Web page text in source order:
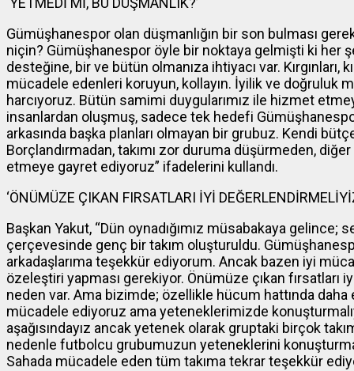
Gümüşhanespor olan düşmanlığın bir son bulması
niçin? Gümüşhanespor öyle bir noktaya gelmişti ki her
desteğine, bir ve bütün olmanıza ihtiyacı var. Kırgınları,
mücadele edenleri koruyun, kollayın. İyilik ve doğruluk
harcıyoruz. Bütün samimi duygularımız ile hizmet
insanlardan oluşmuş, sadece tek hedefi
arkasında başka planları olmayan bir grubuz. Kendi
Borçlandırmadan, takımı zor duruma düşürmeden,
etmeye gayret ediyoruz” ifadelerini kullandı.
‘ÖNÜMÜZE ÇIKAN FIRSATLARI İYİ
Başkan Yakut, “Dün oynadığımız müsabakaya
çerçevesinde genç bir takım oluşturuldu.
arkadaşlarıma teşekkür ediyorum. Ancak bazen iyi
özeleştiri yapması gerekiyor. Önümüze çıkan
neden var. Ama bizimde; özellikle hücum hattında daha
mücadele ediyoruz ama yeteneklerimizde
aşağısındayız ancak yetenek olarak gruptaki birçok
nedenle futbolcu grubumuzun yeteneklerini
Sahada mücadele eden tüm takıma tekrar teşekkür